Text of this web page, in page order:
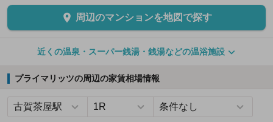
周辺のマンションを地図で探す
近くの温泉・スーパー銭湯・銭湯などの温浴施設
プライマリッツの周辺の家賃相場情報